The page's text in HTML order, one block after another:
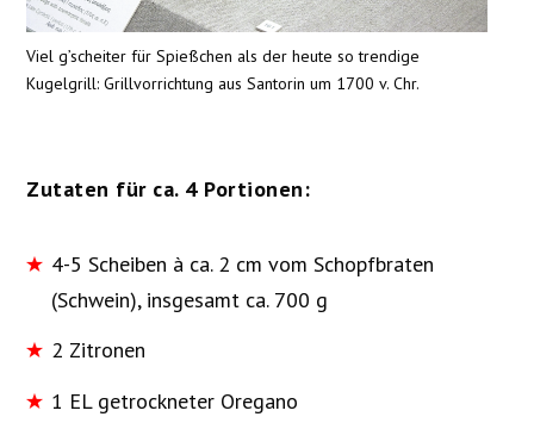
Viel g’scheiter für Spießchen als der heute so trendige
Kugelgrill: Grillvorrichtung aus Santorin um 1700 v. Chr.
Zutaten für ca. 4 Portionen:
4-5 Scheiben à ca. 2 cm vom Schopfbraten
(Schwein), insgesamt ca. 700 g
2 Zitronen
1 EL getrockneter Oregano